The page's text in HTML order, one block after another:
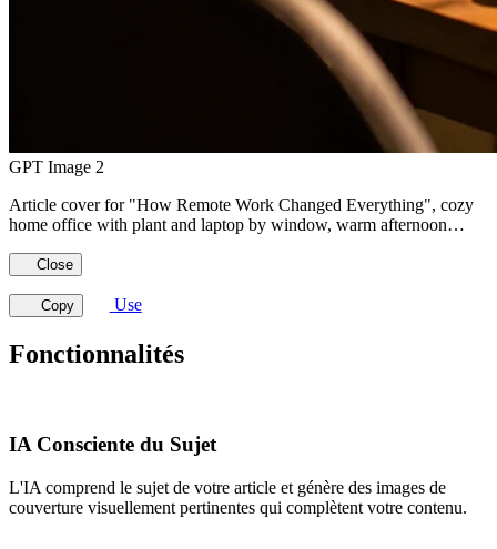
GPT Image 2
Article cover for "How Remote Work Changed Everything", cozy
home office with plant and laptop by window, warm afternoon…
Close
Copy Use
Fonctionnalités
IA Consciente du Sujet
L'IA comprend le sujet de votre article et génère des images de
couverture visuellement pertinentes qui complètent votre contenu.